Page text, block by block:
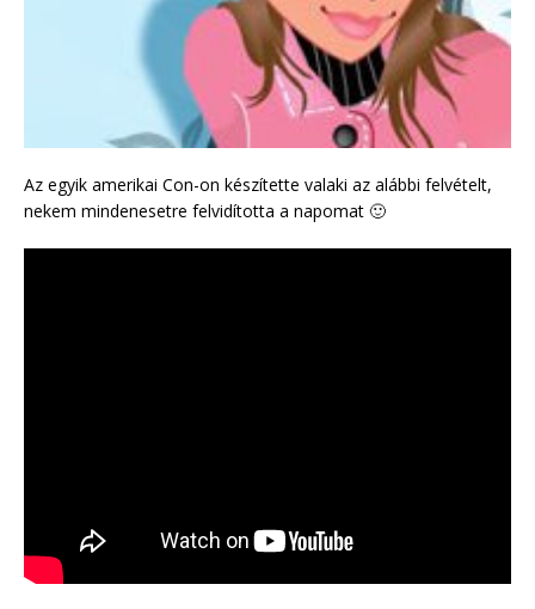
Az egyik amerikai Con-on készítette valaki az alábbi felvételt,
nekem mindenesetre felvidította a napomat 🙂